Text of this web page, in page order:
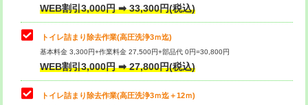
WEB割引3,000円 ➡ 33,300円(税込)
トイレ詰まり除去作業(高圧洗浄3ｍ迄)
基本料金 3,300円+作業料金 27,500円+部品代 0円=30,800円
WEB割引3,000円 ➡ 27,800円(税込)
トイレ詰まり除去作業(高圧洗浄3ｍ迄＋12ｍ)